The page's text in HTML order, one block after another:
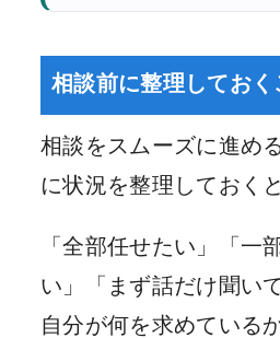
相談前に整理しておく
相談をスムーズに進め
に状況を整理しておく
「全部任せたい」「一
い」「まず話だけ聞い
自分が何を求めている